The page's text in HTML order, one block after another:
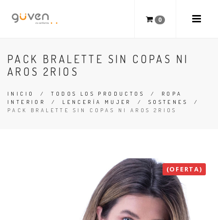
0
PACK BRALETTE SIN COPAS NI
AROS 2RIOS
INICIO /TODOS LOS PRODUCTOS / ROPA
INTERIOR
/ LENCERÍA MUJER / SOSTENES
/
PACK BRALETTE SIN COPAS NI AROS 2RIOS
(OFERTA)